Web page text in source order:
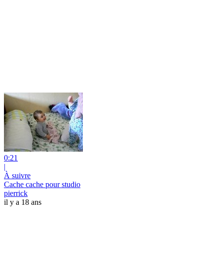
0:21
|
À suivre
Cache cache pour studio
pierrick
il y a 18 ans